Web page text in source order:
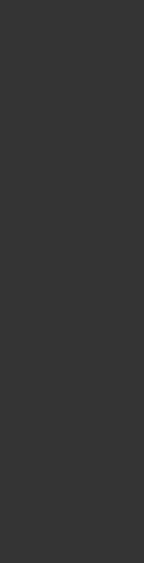
MBE 0214